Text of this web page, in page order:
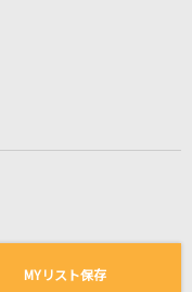
曲の一覧
MYリスト保存